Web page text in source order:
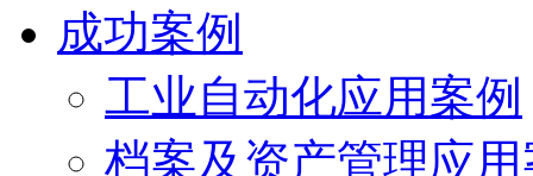
成功案例
工业自动化应用案例
档案及资产管理应